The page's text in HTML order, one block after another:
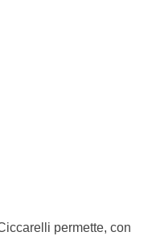
permette, con